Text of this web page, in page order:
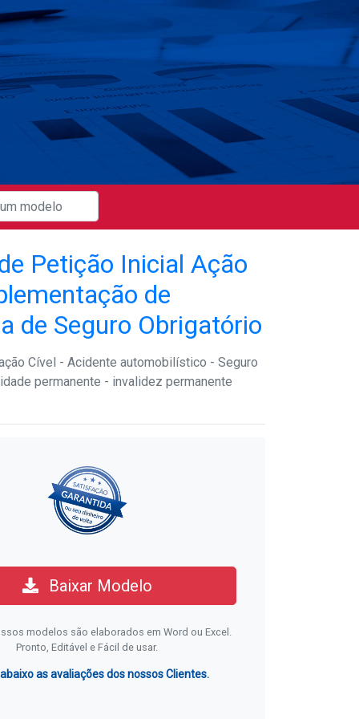
Petição Inicial Ação
de
de Seguro Obrigatório
Cível - Acidente automobilístico - Seguro
permanente - invalidez permanente
Baixar Modelo
modelos são elaborados em Word ou Excel.
Pronto, Editável e Fácil de usar.
abaixo as avaliações dos nossos Clientes.